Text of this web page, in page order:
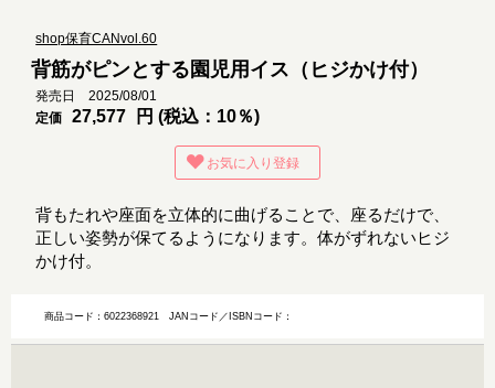
shop保育CANvol.60
背筋がピンとする園児用イス（ヒジかけ付）
発売日 2025/08/01
定価
27,577 円 (税込：10％)
お気に入り登録
背もたれや座面を立体的に曲げることで、座るだけで、
正しい姿勢が保てるようになります。体がずれないヒジ
かけ付。
商品コード：6022368921JANコード／ISBNコード：